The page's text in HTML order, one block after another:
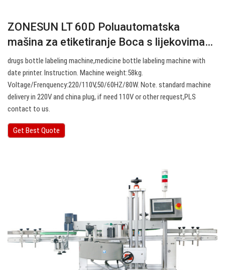
ZONESUN LT 60D Poluautomatska
mašina za etiketiranje Boca s lijekovima…
drugs bottle labeling machine,medicine bottle labeling machine with
date printer. Instruction. Machine weight:58kg.
Voltage/Frenquency:220/110V,50/60HZ/80W. Note. standard machine
delivery in 220V and china plug, if need 110V or other request,PLS
contact to us.
Get Best Quote